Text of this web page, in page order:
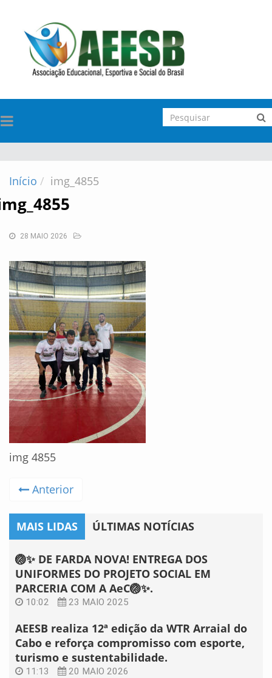
TOGGLE
NAVIGATION
Início img_4855
28 MAIO 2026
img 4855
Anterior
MAIS LIDAS ÚLTIMAS NOTÍCIAS
🏐✨ DE FARDA NOVA! ENTREGA DOS
UNIFORMES DO PROJETO SOCIAL EM
PARCERIA COM A AeC🏐✨.
10:02 23 MAIO 2025
AEESB realiza 12ª edição da WTR Arraial do
Cabo e reforça compromisso com esporte,
turismo e sustentabilidade.
11:13 20 MAIO 2026